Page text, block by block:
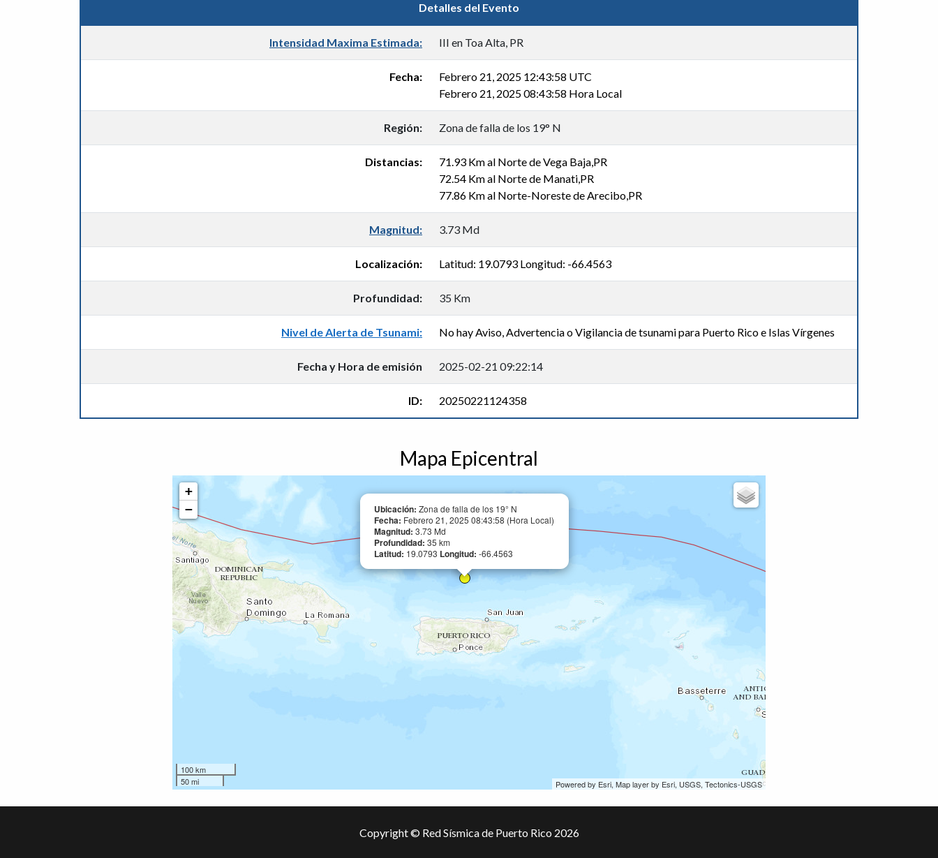
Detalles del Evento
Intensidad Maxima Estimada: III en Toa Alta, PR
Fecha:
Febrero 21, 2025 12:43:58 UTC
Febrero 21, 2025 08:43:58 Hora Local
Región: Zona de falla de los 19° N
Distancias:
71.93 Km al Norte de Vega Baja,PR
72.54 Km al Norte de Manati,PR
77.86 Km al Norte-Noreste de Arecibo,PR
Magnitud: 3.73 Md
Localización: Latitud: 19.0793 Longitud: -66.4563
Profundidad: 35 Km
Nivel de Alerta de Tsunami: No hay Aviso, Advertencia o Vigilancia de tsunami para Puerto Rico e Islas Vírgenes
Fecha y Hora de emisión 2025-02-21 09:22:14
ID: 20250221124358
Mapa Epicentral
Ubicación: Zona de falla de los 19° N
Fecha: Febrero 21, 2025 08:43:58 (Hora Local)
Magnitud: 3.73 Md
Profundidad: 35 km
Latitud: 19.0793 Longitud: -66.4563
+
−
100 km
50 mi
Powered by Esri, Map layer by Esri, USGS, Tectonics-USGS
Copyright © Red Sísmica de Puerto Rico 2026